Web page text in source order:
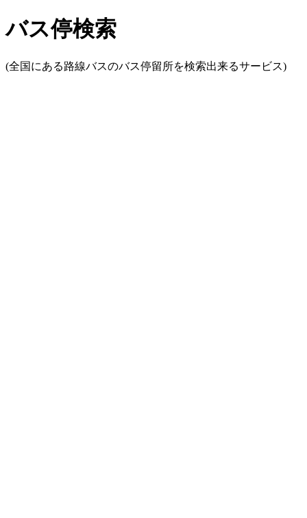
バス停検索
(全国にある路線バスのバス停留所を検索出来るサービス)